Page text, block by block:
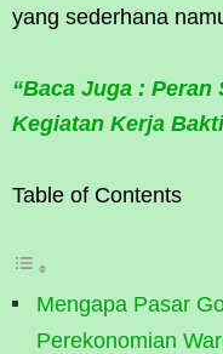
yang sederhana
“Baca Juga : Peran
Kegiatan Kerja
Table of Contents
Mengapa Pasar
Perekonomian